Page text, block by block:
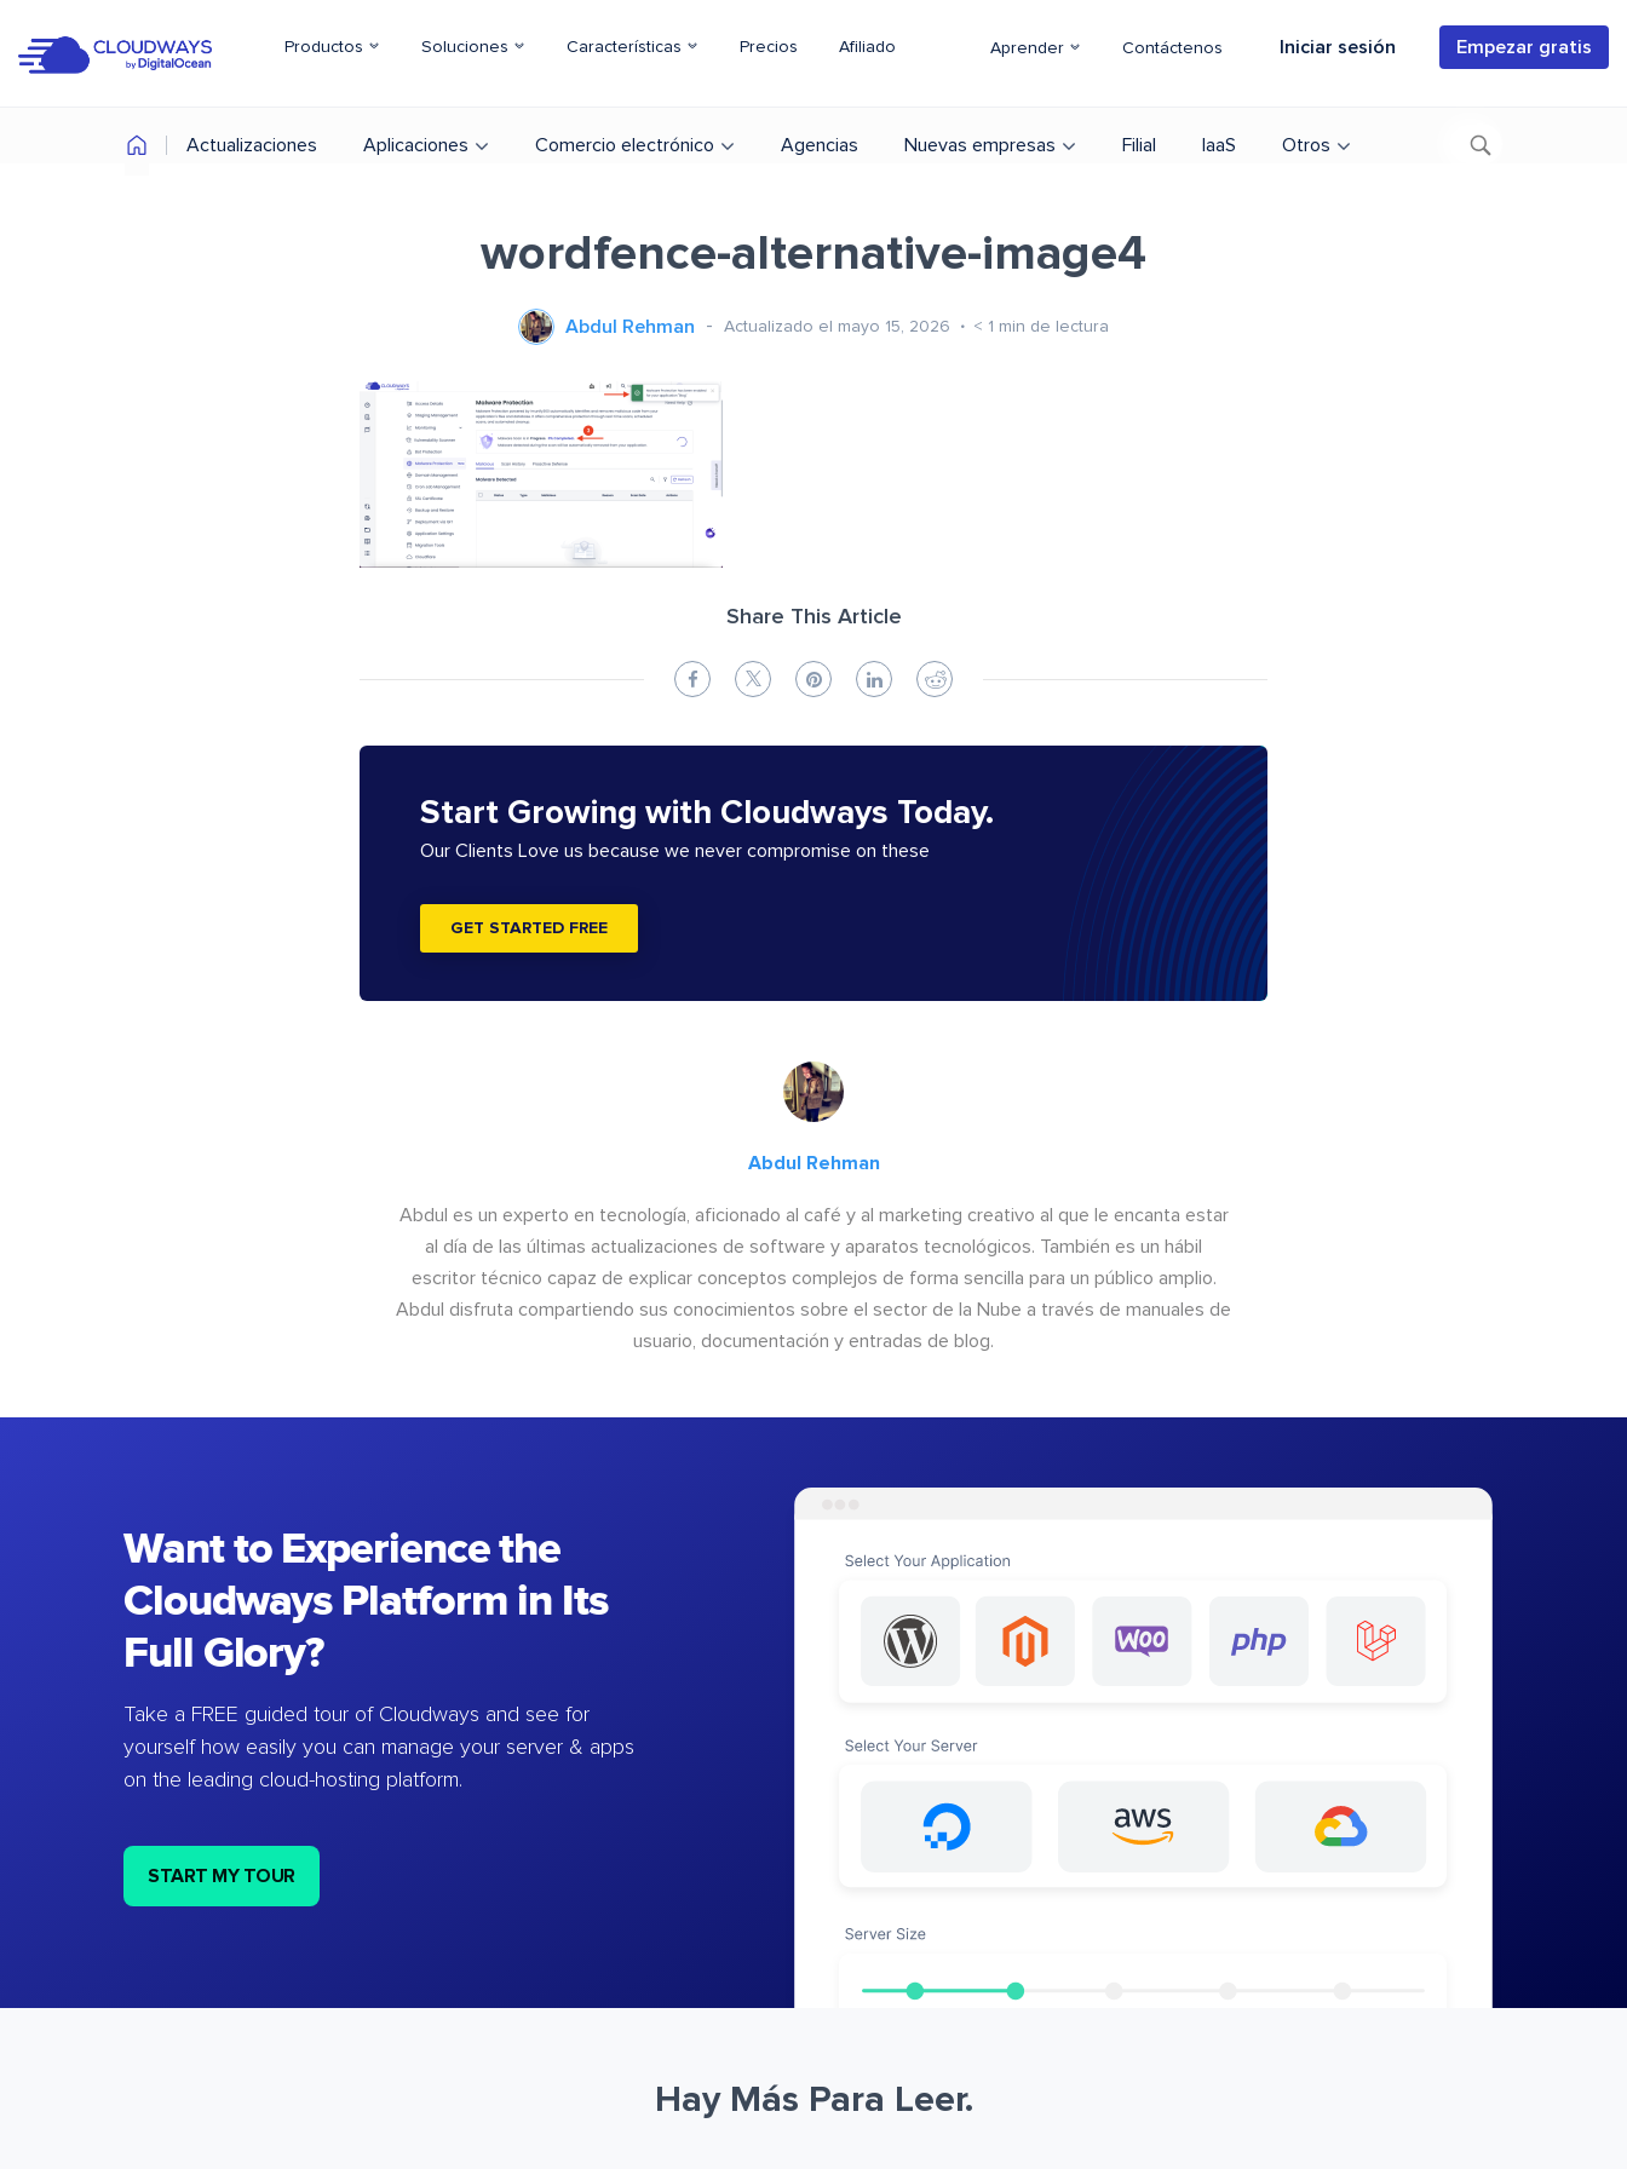
Productos Soluciones Características Precios Afiliado Aprender Contáctenos Iniciar sesión Empezar gratis
Actualizaciones Aplicaciones Comercio electrónico Agencias Nuevas empresas Filial IaaS Otros
wordfence-alternative-image4
Abdul Rehman Actualizado el mayo 15, 2026 < 1 min de lectura
Share This Article
Start Growing with Cloudways Today.
Our Clients Love us because we never compromise on these
GET STARTED FREE
Abdul Rehman
Abdul es un experto en tecnología, aficionado al café y al marketing creativo al que le encanta estar
al día de las últimas actualizaciones de software y aparatos tecnológicos. También es un hábil
escritor técnico capaz de explicar conceptos complejos de forma sencilla para un público amplio.
Abdul disfruta compartiendo sus conocimientos sobre el sector de la Nube a través de manuales de
usuario, documentación y entradas de blog.
Want to Experience the
Cloudways Platform in Its
Full Glory?
Take a FREE guided tour of Cloudways and see for
yourself how easily you can manage your server & apps
on the leading cloud-hosting platform.
START MY TOUR
Hay Más Para Leer.